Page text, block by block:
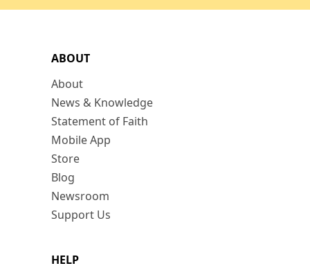
ABOUT
About
News & Knowledge
Statement of Faith
Mobile App
Store
Blog
Newsroom
Support Us
HELP